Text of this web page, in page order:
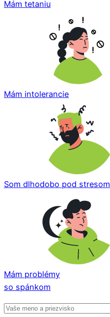
Mám tetaniu
Mám intolerancie
Som dlhodobo pod stresom
Mám problémy
so spánkom